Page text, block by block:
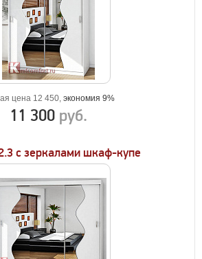
цена 12 450, экономия 9%
11 300 руб.
с зеркалами шкаф-купе